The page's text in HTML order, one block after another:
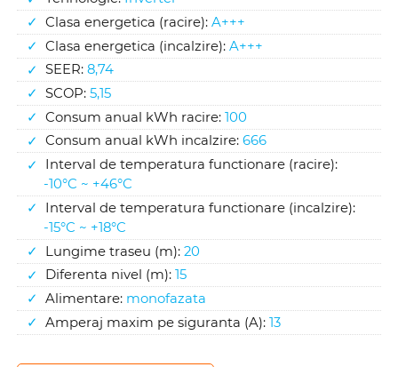
Clasa energetica (racire): A+++
Clasa energetica (incalzire): A+++
SEER: 8,74
SCOP: 5,15
Consum anual kWh racire: 100
Consum anual kWh incalzire: 666
Interval de temperatura functionare (racire):
-10°C ~ +46°C
Interval de temperatura functionare (incalzire):
-15°C ~ +18°C
Lungime traseu (m): 20
Diferenta nivel (m): 15
Alimentare: monofazata
Amperaj maxim pe siguranta (A): 13